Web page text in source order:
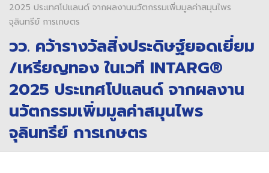
2025 ประเทศโปแลนด์ จากผลงานนวัตกรรมเพิ่มมูลค่าสมุนไพร
จุลินทรีย์ การเกษตร
วว. คว้ารางวัลสิ่งประดิษฐ์ยอดเยี่ยม
/เหรียญทอง ในเวที INTARG®
2025 ประเทศโปแลนด์ จากผลงาน
นวัตกรรมเพิ่มมูลค่าสมุนไพร
จุลินทรีย์ การเกษตร